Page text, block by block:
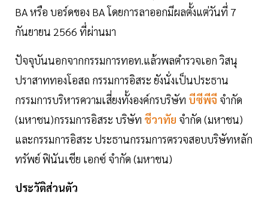
BA หรือ บอร์ดของ BA โดยการลาออกมีผลตั้งแต่วันที่ 7
กันยายน 2566 ที่ผ่านมา
ปัจจุบันนอกจากกรรมการทอท.แล้วพลตำรวจเอก วิสนุ
ปราสาททองโอสถ กรรมการอิสระ ยังนั่งเป็นประธาน
กรรมการบริหารความเสี่ยงทั้งองค์กรบริษัท บีซีพีจี จำกัด
(มหาชน)กรรมการอิสระ บริษัท ชีวาทัย จำกัด (มหาชน)
และกรรมการอิสระ ประธานกรรมการตรวจสอบบริษัทหลัก
ทรัพย์ ฟินันเชีย เอกซ์ จำกัด (มหาชน)
ประวัติส่วนตัว